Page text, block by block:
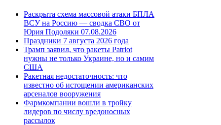
Раскрыта схема массовой атаки БПЛА
ВСУ на Россию — сводка СВО от
Юрия Подоляки 07.08.2026
Праздники 7 августа 2026 года
Трамп заявил, что ракеты Patriot
нужны не только Украине, но и самим
США
Ракетная недостаточность: что
известно об истощении американских
арсеналов вооружения
Фармкомпании вошли в тройку
лидеров по числу вредоносных
рассылок